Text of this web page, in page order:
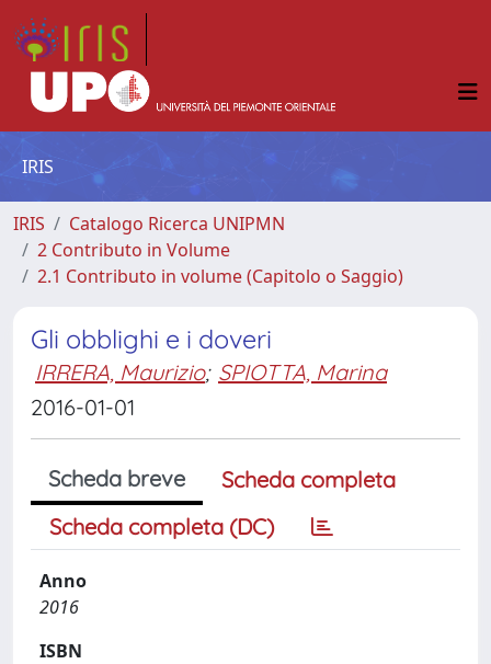
IRIS
IRIS
Catalogo Ricerca UNIPMN
2 Contributo in Volume
2.1 Contributo in volume (Capitolo o Saggio)
Gli obblighi e i doveri
IRRERA, Maurizio; SPIOTTA, Marina
2016-01-01
Scheda breve
Scheda completa
Scheda completa (DC)
Anno
2016
ISBN